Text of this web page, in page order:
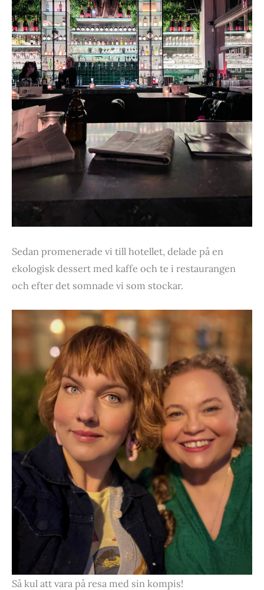
Sedan promenerade vi till hotellet, delade på en
ekologisk dessert med kaffe och te i restaurangen
och efter det somnade vi som stockar.
Så kul att vara på resa med sin kompis!